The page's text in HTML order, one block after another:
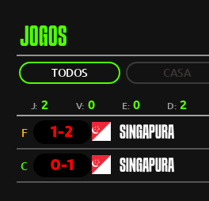
JOGOS
TODOS CASA
J: 2 V: 0 E:0 D:2
F 1-2 SINGAPURA
C 0-1 SINGAPURA